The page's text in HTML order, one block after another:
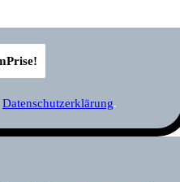
Datenschutzerklärung.